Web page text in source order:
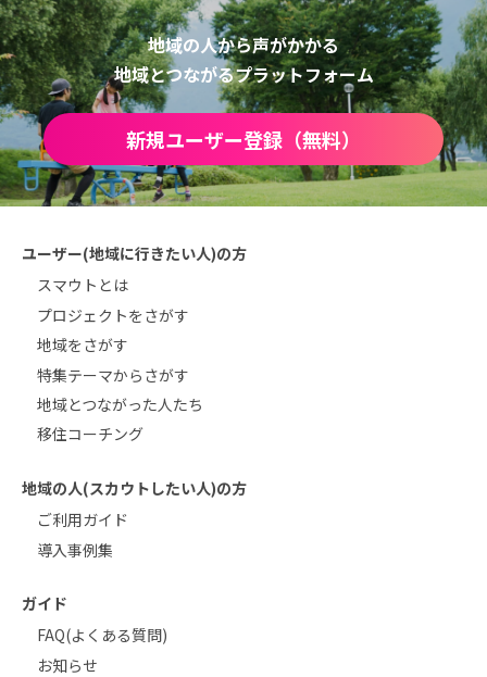
地域の人から声がかかる
地域とつながるプラットフォーム
新規ユーザー登録（無料）
ユーザー(地域に行きたい人)の方
スマウトとは
プロジェクトをさがす
地域をさがす
特集テーマからさがす
地域とつながった人たち
移住コーチング
地域の人(スカウトしたい人)の方
ご利用ガイド
導入事例集
ガイド
FAQ(よくある質問)
お知らせ